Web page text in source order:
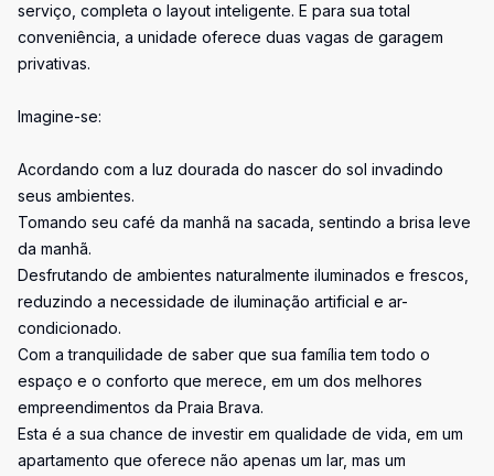
serviço, completa o layout inteligente. E para sua total
conveniência, a unidade oferece duas vagas de garagem
privativas.
Imagine-se:
Acordando com a luz dourada do nascer do sol invadindo
seus ambientes.
Tomando seu café da manhã na sacada, sentindo a brisa leve
da manhã.
Desfrutando de ambientes naturalmente iluminados e frescos,
reduzindo a necessidade de iluminação artificial e ar-
condicionado.
Com a tranquilidade de saber que sua família tem todo o
espaço e o conforto que merece, em um dos melhores
empreendimentos da Praia Brava.
Esta é a sua chance de investir em qualidade de vida, em um
apartamento que oferece não apenas um lar, mas um